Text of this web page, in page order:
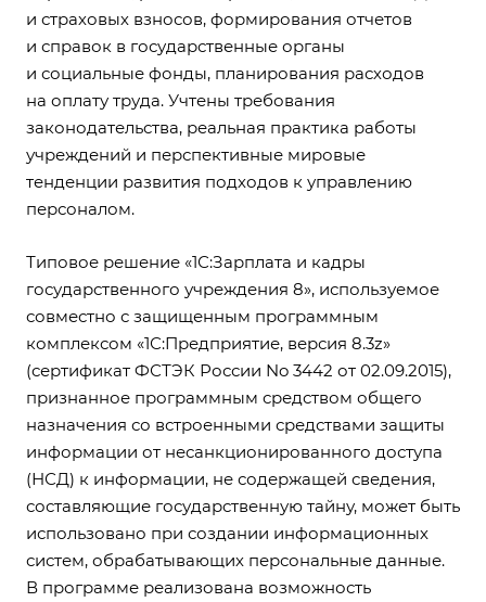
и страховых взносов, формирования отчетов
и справок в государственные органы
и социальные фонды, планирования расходов
на оплату труда. Учтены требования
законодательства, реальная практика работы
учреждений и перспективные мировые
тенденции развития подходов к управлению
персоналом.
Типовое решение «1С:Зарплата и кадры
государственного учреждения 8», используемое
совместно с защищенным программным
комплексом «1С:Предприятие, версия 8.3z»
(сертификат ФСТЭК России No 3442 от 02.09.2015),
признанное программным средством общего
назначения со встроенными средствами защиты
информации от несанкционированного доступа
(НСД) к информации, не содержащей сведения,
составляющие государственную тайну, может быть
использовано при создании информационных
систем, обрабатывающих персональные данные.
В программе реализована возможность